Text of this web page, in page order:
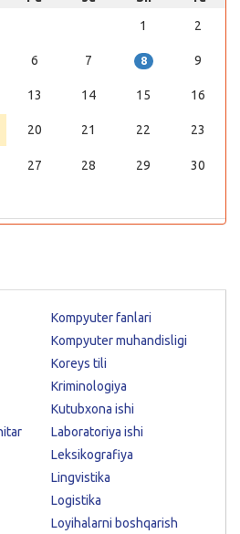
1
2
6 7 8 9
13 14 15 16
20 21 22 23
27 28 29 30
Kompyuter fanlari
Kompyuter muhandisligi
Koreys tili
Kriminologiya
Kutubxona ishi
Laboratoriya ishi
Leksikografiya
Lingvistika
Logistika
Loyihalarni boshqarish